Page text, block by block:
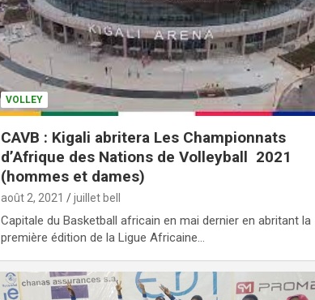
VOLLEY
CAVB : Kigali abritera Les Championnats
d’Afrique des Nations de Volleyball 2021
(hommes et dames)
août 2, 2021 juillet bell
Capitale du Basketball africain en mai dernier en abritant la
première édition de la Ligue Africaine…